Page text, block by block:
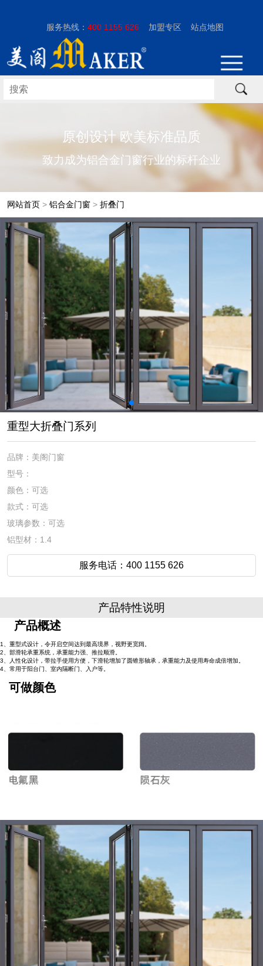
服务热线：400 1155 626 加盟专区 站点地图
原创设计 欧美标准品质
致力成为铝合金门窗行业的标杆企业
网站首页> 铝合金门窗> 折叠门
重型大折叠门系列
品牌：美阁门窗
型号：
颜色：可选
款式：可选
玻璃参数：可选
铝型材：1.4
服务电话：400 1155 626
产品特性说明
产品概述
1、重型式设计，令开启空间达到最高境界，视野更宽阔。
2、部滑轮承重系统，承重能力强、推拉顺滑。
3、人性化设计，带拉手使用方便，下滑轮增加了圆锥形轴承，承重能力及使用寿命成倍增加。
4、常用于阳台门、室内隔断门、入户等。
可做颜色